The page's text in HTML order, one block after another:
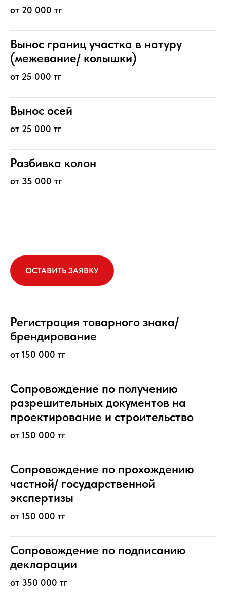
от 20 000 тг
Вынос границ участка в натуру
(межевание/ колышки)
от 25 000 тг
Вынос осей
от 25 000 тг
Разбивка колон
от 35 000 тг
ОСТАВИТЬ ЗАЯВКУ
Регистрация товарного знака/
брендирование
от 150 000 тг
Сопровождение по получению
разрешительных документов на
проектирование и строительство
от 150 000 тг
Сопровождение по прохождению
частной/ государственной
экспертизы
от 150 000 тг
Сопровождение по подписанию
декларации
от 350 000 тг